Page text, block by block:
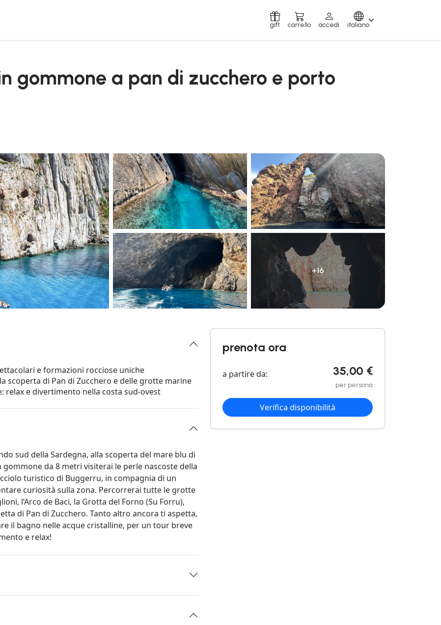
gift carrello accedi italiano
flavia
gommone a pan di zucchero e porto
+16
e formazioni rocciose uniche
scoperta di Pan di Zucchero e delle grotte marine
relax e divertimento nella costa sud-ovest
sud della Sardegna, alla scoperta del mare blu di
da 8 metri visiterai le perle nascoste della
turistico di Buggerru, in compagnia di un
curiosità sulla zona. Percorrerai tutte le grotte
l’Arco de Baci, la Grotta del Forno (Su Forru),
di Pan di Zucchero. Tanto altro ancora ti aspetta,
il bagno nelle acque cristalline, per un tour breve
e relax!
prenota ora
a partire da: 35,00 €
per persona
Verifica disponibilità